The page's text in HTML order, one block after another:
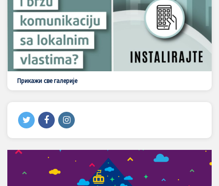
Прикажи све галерије